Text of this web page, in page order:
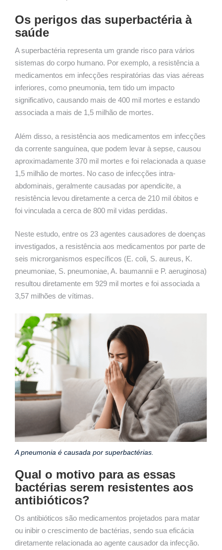
Os perigos das superbactéria à
saúde
A superbactéria representa um grande risco para vários
sistemas do corpo humano. Por exemplo, a resistência a
medicamentos em infecções respiratórias das vias aéreas
inferiores, como pneumonia, tem tido um impacto
significativo, causando mais de 400 mil mortes e estando
associada a mais de 1,5 milhão de mortes.
Além disso, a resistência aos medicamentos em infecções
da corrente sanguínea, que podem levar à sepse, causou
aproximadamente 370 mil mortes e foi relacionada a quase
1,5 milhão de mortes. No caso de infecções intra-
abdominais, geralmente causadas por apendicite, a
resistência levou diretamente a cerca de 210 mil óbitos e
foi vinculada a cerca de 800 mil vidas perdidas.
Neste estudo, entre os 23 agentes causadores de doenças
investigados, a resistência aos medicamentos por parte de
seis microrganismos específicos (E. coli, S. aureus, K.
pneumoniae, S. pneumoniae, A. baumannii e P. aeruginosa)
resultou diretamente em 929 mil mortes e foi associada a
3,57 milhões de vítimas.
A pneumonia é causada por superbactérias.
Qual o motivo para as essas
bactérias serem resistentes aos
antibióticos?
Os antibióticos são medicamentos projetados para matar
ou inibir o crescimento de bactérias, sendo sua eficácia
diretamente relacionada ao agente causador da infecção.